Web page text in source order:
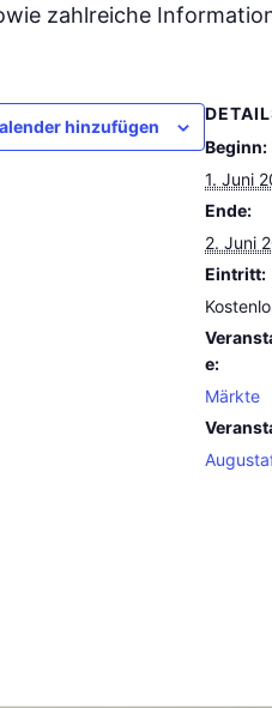
zahlreiche
hinzufügen
Beginn:
1. Juni
Ende:
2. Juni
Eintritt:
e:
Märkte